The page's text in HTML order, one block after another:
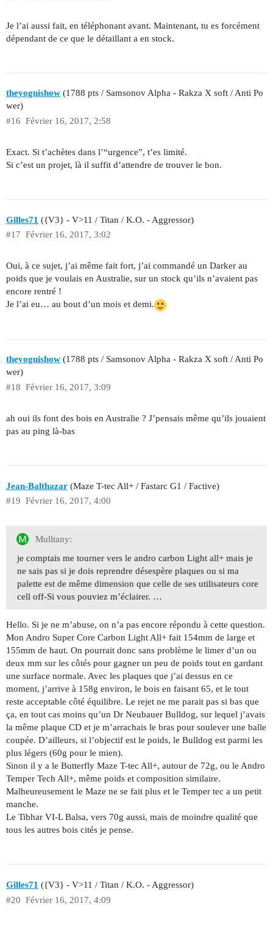
Je l’ai aussi fait, en téléphonant avant. Maintenant, tu es forcément
dépendant de ce que le détaillant a en stock.
theyoguishow (1788 pts / Samsonov Alpha - Rakza X soft / Anti Po
wer)
Février 16, 2017, 2:58
#16
Exact. Si t’achètes dans l’“urgence”, t’es limité.
Si c’est un projet, là il suffit d’attendre de trouver le bon.
Gilles71 ({V3} - V>11 / Titan / K.O. - Aggressor)
Février 16, 2017, 3:02
#17
Oui, à ce sujet, j’ai même fait fort, j’ai commandé un Darker au
poids que je voulais en Australie, sur un stock qu’ils n’avaient pas
encore rentré !
Je l’ai eu… au bout d’un mois et demi.
theyoguishow (1788 pts / Samsonov Alpha - Rakza X soft / Anti Po
wer)
Février 16, 2017, 3:09
#18
ah oui ils font des bois en Australie ? J’pensais même qu’ils jouaient
pas au ping là-bas
Jean-Balthazar (Maze T-tec All+ / Fastarc G1 / Factive)
Février 16, 2017, 4:00
#19
Mulltany:
je comptais me tourner vers le andro carbon Light all+ mais je
ne sais pas si je dois reprendre désespère plaques ou si ma
palette est de même dimension que celle de ses utilisateurs core
cell off-Si vous pouviez m’éclairer. …
Hello. Si je ne m’abuse, on n’a pas encore répondu à cette question.
Mon Andro Super Core Carbon Light All+ fait 154mm de large et
155mm de haut. On pourrait donc sans problème le limer d’un ou
deux mm sur les côtés pour gagner un peu de poids tout en gardant
une surface normale. Avec les plaques que j’ai dessus en ce
moment, j’arrive à 158g environ, le bois en faisant 65, et le tout
reste acceptable côté équilibre. Le rejet ne me parait pas si bas que
ça, en tout cas moins qu’un Dr Neubauer Bulldog, sur lequel j’avais
la même plaque CD et je m’arrachais le bras pour soulever une balle
coupée. D’ailleurs, si l’objectif est le poids, le Bulldog est parmi les
plus légers (60g pour le mien).
Sinon il y a le Butterfly Maze T-tec All+, autour de 72g, ou le Andro
Temper Tech All+, même poids et composition similaire.
Malheureusement le Maze ne se fait plus et le Temper tec a un petit
manche.
Le Tibhar VI-L Balsa, vers 70g aussi, mais de moindre qualité que
tous les autres bois cités je pense.
Gilles71 ({V3} - V>11 / Titan / K.O. - Aggressor)
Février 16, 2017, 4:09
#20